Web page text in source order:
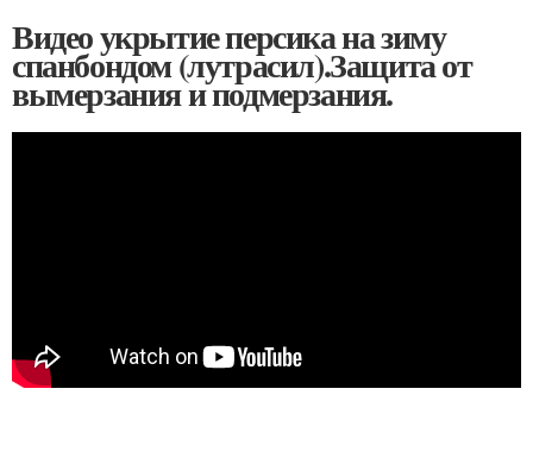
Видео укрытие персика на зиму
спанбондом (лутрасил).Защита от
вымерзания и подмерзания.